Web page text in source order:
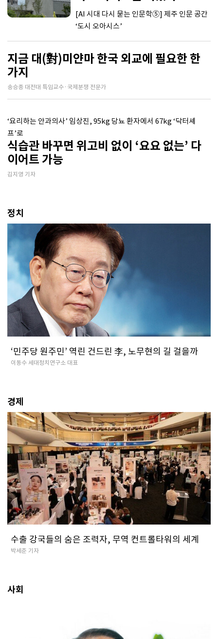
[AI 시대 다시 묻는 인문학⑤] 제주 인문 공간
‘도시 오아시스’
지금 대(對)미얀마 한국 외교에 필요한 한
가지
송승종 대전대 특임교수·국제분쟁 전문가
‘요리하는 안과의사’ 임상진, 95kg 당뇨 환자에서 67kg ‘닥터셰
프’로
식습관 바꾸면 위고비 없이 ‘요요 없는’ 다
이어트 가능
김지영 기자
정치
‘민주당 원주민’ 역린 건드린 李, 노무현의 길 걸을까
이동수 세대정치연구소 대표
경제
수출 강국들의 숨은 조력자, 무역 컨트롤타워의 세계
박세준 기자
사회